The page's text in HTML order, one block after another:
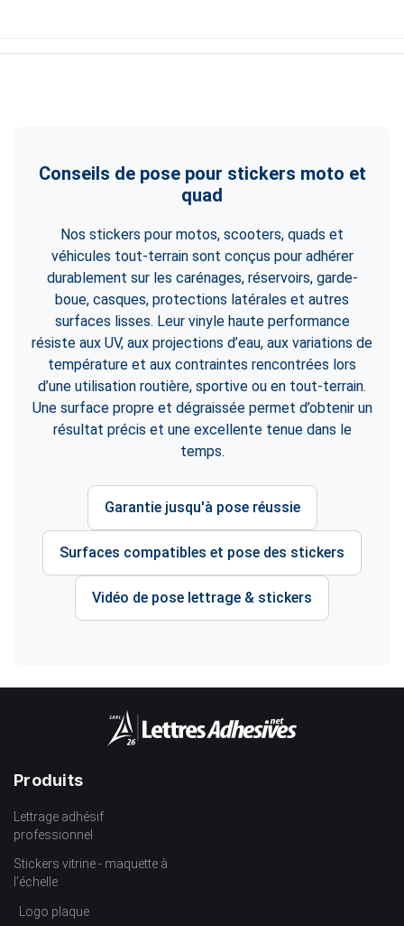
Conseils de pose pour stickers moto et
quad
Nos stickers pour motos, scooters, quads et
véhicules tout-terrain sont conçus pour adhérer
durablement sur les carénages, réservoirs, garde-
boue, casques, protections latérales et autres
surfaces lisses. Leur vinyle haute performance
résiste aux UV, aux projections d’eau, aux variations de
température et aux contraintes rencontrées lors
d’une utilisation routière, sportive ou en tout-terrain.
Une surface propre et dégraissée permet d’obtenir un
résultat précis et une excellente tenue dans le
temps.
Garantie jusqu'à pose réussie
Surfaces compatibles et pose des stickers
Vidéo de pose lettrage & stickers
Produits
Lettrage adhésif
professionnel
Stickers vitrine - maquette à
l’échelle
Logo plaque